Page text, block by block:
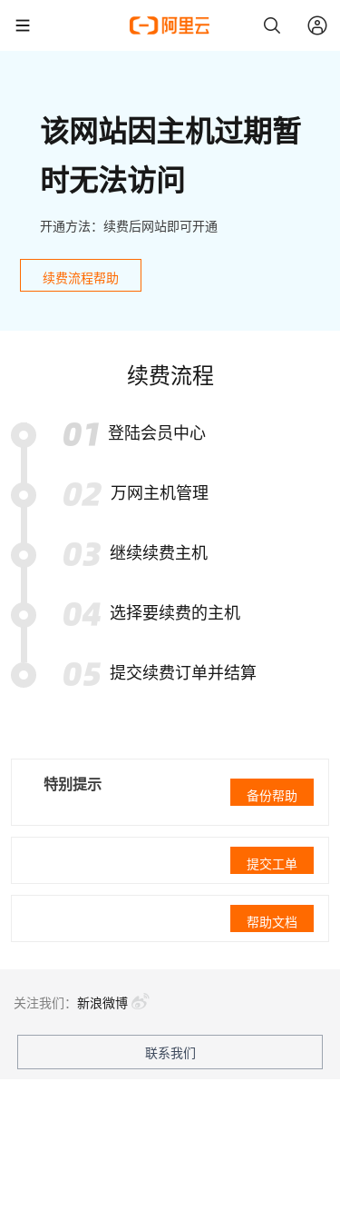
该网站因主机过期暂
时无法访问
开通方法：续费后网站即可开通
续费流程帮助
续费流程
登陆会员中心
万网主机管理
继续续费主机
选择要续费的主机
提交续费订单并结算
特别提示
备份帮助
提交工单
帮助文档